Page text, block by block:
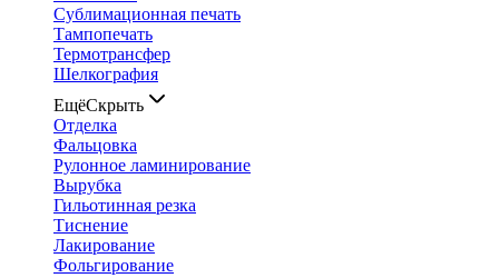
Сублимационная печать
Тампопечать
Термотрансфер
Шелкография
ЕщёСкрыть
Отделка
Фальцовка
Рулонное ламинирование
Вырубка
Гильотинная резка
Тиснение
Лакирование
Фольгирование